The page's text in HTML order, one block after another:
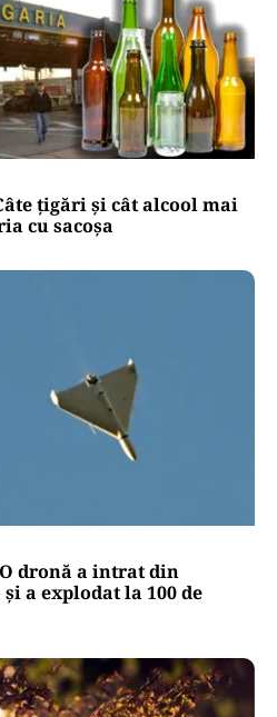
țigări și cât alcool mai
cu sacoșa
dronă a intrat din
a explodat la 100 de